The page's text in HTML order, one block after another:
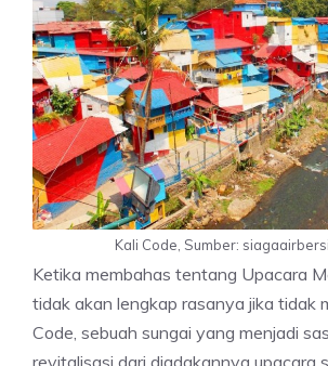
Kali Code, Sumber:
Ketika membahas tentang Upacara
tidak akan lengkap rasanya jika tidak
Code, sebuah sungai yang menjadi
revitalisasi dari diadakannya upacara